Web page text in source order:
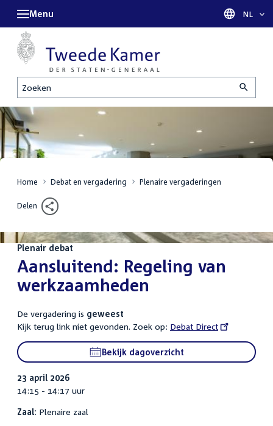
Zoeken
Menu Taal
NL
Home Debat en vergadering Plenaire vergaderingen
Delen
Plenair debat
Aansluitend: Regeling van
werkzaamheden
De vergadering is geweest
Kijk terug link niet gevonden. Zoek op: External
link:
Debat Direct
Bekijk dagoverzicht
23 april 2026
14:15 - 14:17 uur
Zaal: Plenaire zaal